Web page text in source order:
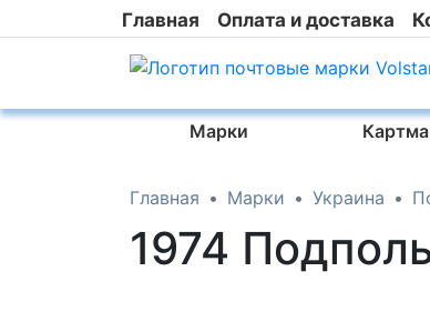
Главная Оплата и доставка
Марки
Главная Марки Украина
1974